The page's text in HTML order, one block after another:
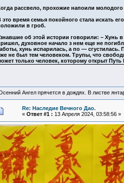
рассвело, прохожие напоили
это время семья покойного стала искать
в гроб.
об этой истории говорили: – Хунь
духовное начало з нем еще не
хунь испарилась, а по —
не был тем человеком. Трупы, что
только человек, которому открыт
Ангел прячется в дождях. В листве
Re: Наследие Вечного Дао.
« Ответ #1 : 13 Апреля 2024, 03:58:56 »